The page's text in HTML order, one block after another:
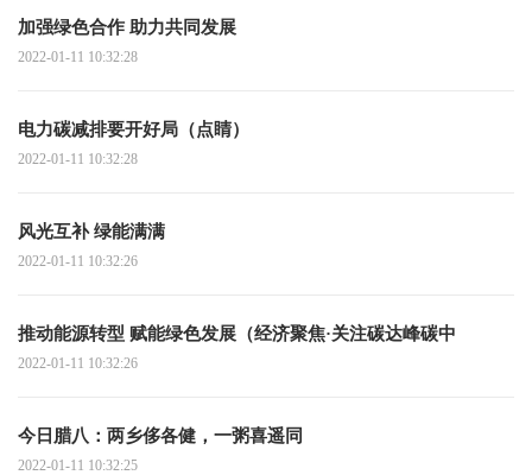
加强绿色合作 助力共同发展
2022-01-11 10:32:28
电力碳减排要开好局（点睛）
2022-01-11 10:32:28
风光互补 绿能满满
2022-01-11 10:32:26
推动能源转型 赋能绿色发展（经济聚焦·关注碳达峰碳中
2022-01-11 10:32:26
今日腊八：两乡侈各健，一粥喜遥同
2022-01-11 10:32:25